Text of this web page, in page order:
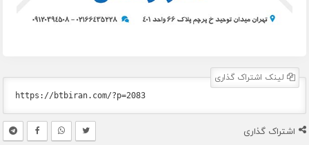
لینک اشتراک گذاری
اشتراک گذاری